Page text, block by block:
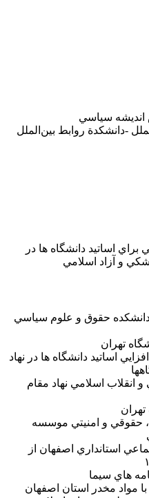
سياسي
-دانشكدة روابط بين‌الملل
اساتيد دانشگاه ها در
و آزاد اسلامي
دانشكده حقوق و علوم سياسي
تهران
اساتيد دانشگاه ها در نهاد
انقلاب اسلامي نهاد مقام
حقوقي و امنيتي موسسه
استانداري اصفهان از
هاي سيما
مواد مخدر استان اصفهان